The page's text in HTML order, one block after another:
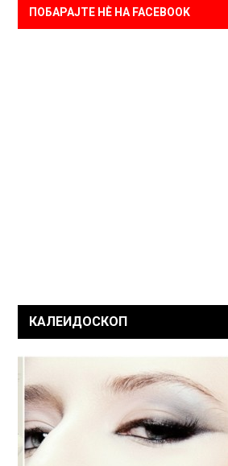
ПОБАРАЈТЕ НÈ НА FACEBOOK
КАЛЕИДОСКОП